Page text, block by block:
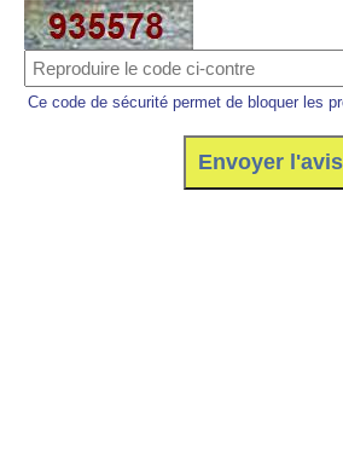
Ce code de sécurité permet de bloquer les